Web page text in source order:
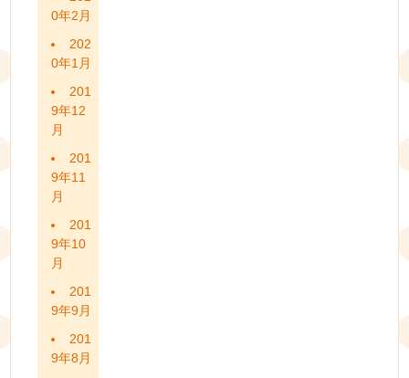
0年2月
202
0年1月
201
9年12
月
201
9年11
月
201
9年10
月
201
9年9月
201
9年8月